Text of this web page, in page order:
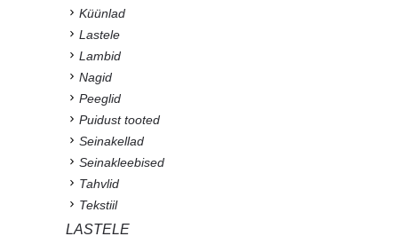
Küünlad
Lastele
Lambid
Nagid
Peeglid
Puidust tooted
Seinakellad
Seinakleebised
Tahvlid
Tekstiil
LASTELE